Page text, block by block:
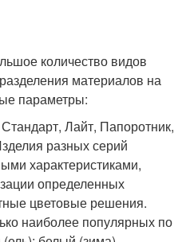
количество видов
материалов на
параметры:
Лайт, Папоротник,
разных серий
характеристиками,
определенных
цветовые решения.
наиболее популярных по